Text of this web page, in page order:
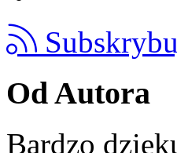
Od Autora
Bardzo